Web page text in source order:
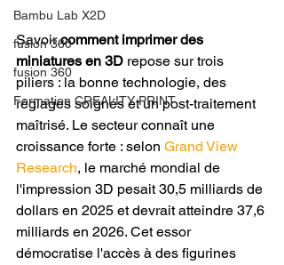
Bambu Lab X2D
fusion 360
fusion 360
Formation CREALITY PRINT
Savoir comment imprimer des
miniatures en 3D repose sur trois
piliers : la bonne technologie, des
réglages soignés et un post-traitement
maîtrisé. Le secteur connaît une
croissance forte : selon Grand View
Research, le marché mondial de
l'impression 3D pesait 30,5 milliards de
dollars en 2025 et devrait atteindre 37,6
milliards en 2026. Cet essor
démocratise l'accès à des figurines